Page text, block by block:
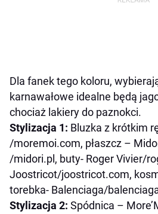
Dla fanek tego koloru,
karnawałowe idealne będą
chociaż lakiery do paznokci.
Stylizacja 1: Bluzka z krótkim
/moremoi.com, płaszcz –
/midori.pl, buty- Roger Vivier/
Joostricot/joostricot.com,
torebka- Balenciaga/
Stylizacja 2: Spódnica –